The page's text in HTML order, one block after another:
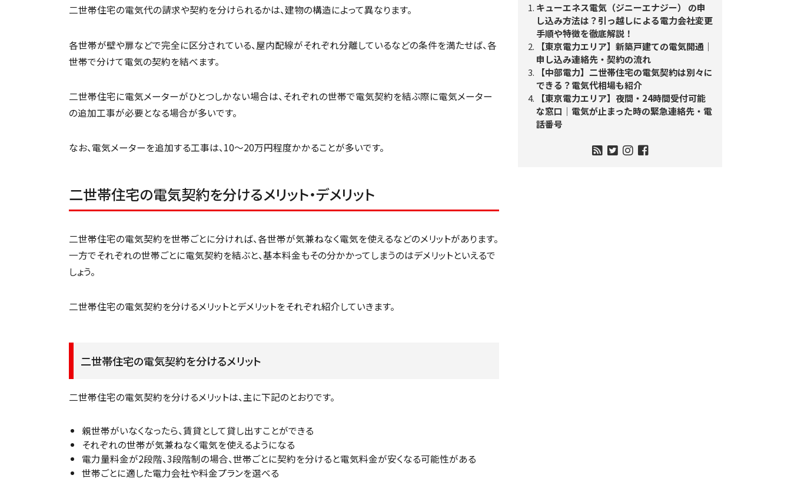
二世帯住宅の電気代の請求や契約を分けられるかは、建物の構造によって異なります。
各世帯が壁や扉などで完全に区分されている、屋内配線がそれぞれ分離しているなどの条件を満たせば、各
世帯で分けて電気の契約を結べます。
二世帯住宅に電気メーターがひとつしかない場合は、それぞれの世帯で電気契約を結ぶ際に電気メーター
の追加工事が必要となる場合が多いです。
なお、電気メーターを追加する工事は、10～20万円程度かかることが多いです。
二世帯住宅の電気契約を分けるメリット・デメリット
二世帯住宅の電気契約を世帯ごとに分ければ、各世帯が気兼ねなく電気を使えるなどのメリットがあります。
一方でそれぞれの世帯ごとに電気契約を結ぶと、基本料金もその分かかってしまうのはデメリットといえるで
しょう。
二世帯住宅の電気契約を分けるメリットとデメリットをそれぞれ紹介していきます。
二世帯住宅の電気契約を分けるメリット
二世帯住宅の電気契約を分けるメリットは、主に下記のとおりです。
親世帯がいなくなったら、賃貸として貸し出すことができる
それぞれの世帯が気兼ねなく電気を使えるようになる
電力量料金が2段階、3段階制の場合、世帯ごとに契約を分けると電気料金が安くなる可能性がある
世帯ごとに適した電力会社や料金プランを選べる
キューエネス電気（ジニーエナジー） の申
し込み方法は？引っ越しによる電力会社変更
手順や特徴を徹底解説！
【東京電力エリア】新築戸建ての電気開通｜
申し込み連絡先・契約の流れ
【中部電力】二世帯住宅の電気契約は別々に
できる？電気代相場も紹介
【東京電力エリア】夜間・24時間受付可能
な窓口｜電気が止まった時の緊急連絡先・電
話番号